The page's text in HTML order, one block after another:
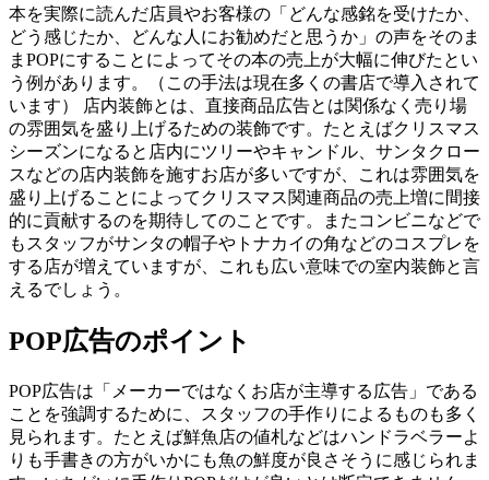
本を実際に読んだ店員やお客様の「どんな感銘を受けたか、
どう感じたか、どんな人にお勧めだと思うか」の声をそのま
まPOPにすることによってその本の売上が大幅に伸びたとい
う例があります。（この手法は現在多くの書店で導入されて
います） 店内装飾とは、直接商品広告とは関係なく売り場
の雰囲気を盛り上げるための装飾です。たとえばクリスマス
シーズンになると店内にツリーやキャンドル、サンタクロー
スなどの店内装飾を施すお店が多いですが、これは雰囲気を
盛り上げることによってクリスマス関連商品の売上増に間接
的に貢献するのを期待してのことです。またコンビニなどで
もスタッフがサンタの帽子やトナカイの角などのコスプレを
する店が増えていますが、これも広い意味での室内装飾と言
えるでしょう。
POP広告のポイント
POP広告は「メーカーではなくお店が主導する広告」である
ことを強調するために、スタッフの手作りによるものも多く
見られます。たとえば鮮魚店の値札などはハンドラベラーよ
りも手書きの方がいかにも魚の鮮度が良さそうに感じられま